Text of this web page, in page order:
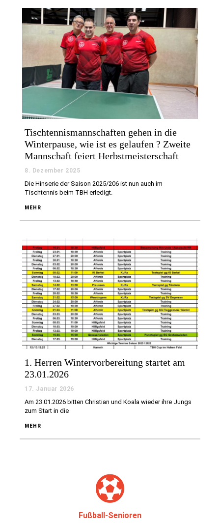
Tischtennismannschaften gehen in die
Winterpause, wie ist es gelaufen ? Zweite
Mannschaft feiert Herbstmeisterschaft
8. Dezember 2025
Die Hinserie der Saison 2025/206 ist nun auch im
Tischtennis beim TBH erledigt.
MEHR
1. Herren Wintervorbereitung startet am
23.01.2026
17. Januar 2026
Am 23.01.2026 bitten Christian und Koala wieder ihre Jungs
zum Start in die
MEHR
Fußball-Senioren